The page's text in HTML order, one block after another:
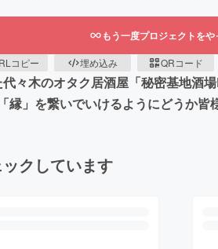
もう一度プロジェクトを
コピー 埋め込み QRコード
々木のオタク居酒屋「秘密基地酒
」を繋いでいけるようにどうか
クしています